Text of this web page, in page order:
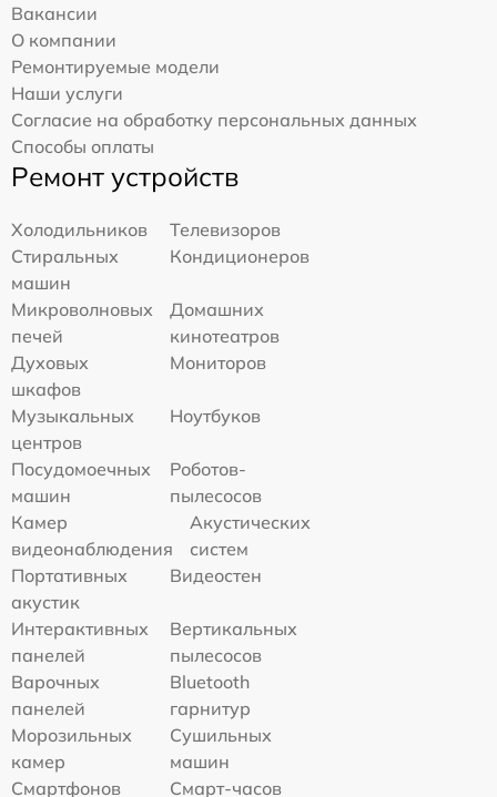
Вакансии
О компании
Ремонтируемые модели
Наши услуги
Согласие на обработку персональных данных
Способы оплаты
Ремонт устройств
Холодильников
Телевизоров
Стиральных
машин
Кондиционеров
Микроволновых
печей
Домашних
кинотеатров
Духовых
шкафов
Мониторов
Музыкальных
центров
Ноутбуков
Посудомоечных
машин
Роботов-
пылесосов
Камер
видеонаблюдения
Акустических
систем
Портативных
акустик
Видеостен
Интерактивных
панелей
Вертикальных
пылесосов
Варочных
панелей
Bluetooth
гарнитур
Морозильных
камер
Сушильных
машин
Смартфонов
Смарт-часов